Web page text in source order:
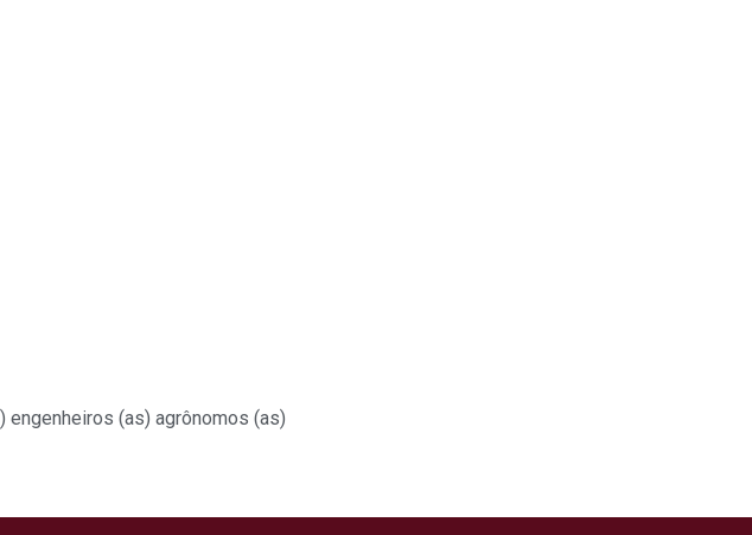
engenheiros (as) agrônomos (as)